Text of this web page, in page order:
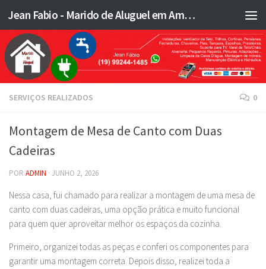
Skip to content Jean Fabio - Marido de Aluguel em Americana SP e região - JFMA
SERVIÇOS REALIZADOS 0
Montagem de Mesa de Canto com Duas
Cadeiras
POR ADMIN · JUNHO 2, 2026
Nessa casa, fui chamado para realizar a montagem de uma mesa de
canto com duas cadeiras, uma opção prática e muito funcional
para quem quer aproveitar melhor os espaços da cozinha.
Primeiro, organizei todas as peças e conferi os componentes para
garantir uma montagem correta. Depois disso, realizei toda a